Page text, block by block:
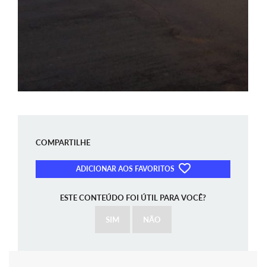
COMPARTILHE
ADICIONAR AOS FAVORITOS
ESTE CONTEÚDO FOI ÚTIL PARA VOCÊ?
SIM NÃO